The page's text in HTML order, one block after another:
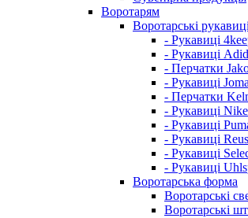
Воротарям
Воротарські рукавиці
- Рукавиці
- Рукавиці
- Перчатки
- Рукавиці Joma
- Перчатки
- Рукавиці Nike
- Рукавиці
- Рукавиці
- Рукавиці
- Рукавиці
Воротарська форма
Воротарські
Воротарські